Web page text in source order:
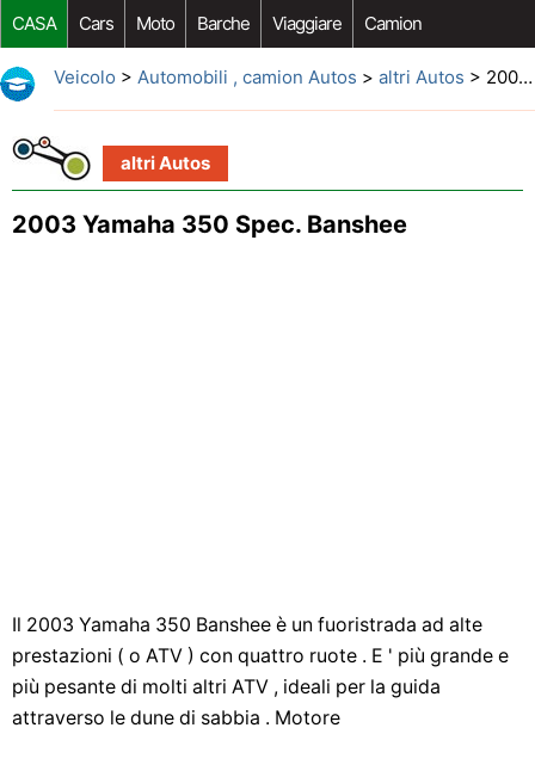
CASA Cars Moto Barche Viaggiare Camion
Riparazione Auto Acquisto Auto Car Opzioni Aftermarket
Veicolo > Automobili , camion Autos > altri Autos > 2003 Yamaha 350 Spec. Banshee
altri Autos
2003 Yamaha 350 Spec. Banshee
Il 2003 Yamaha 350 Banshee è un fuoristrada ad alte
prestazioni ( o ATV ) con quattro ruote . E ' più grande e
più pesante di molti altri ATV , ideali per la guida
attraverso le dune di sabbia . Motore